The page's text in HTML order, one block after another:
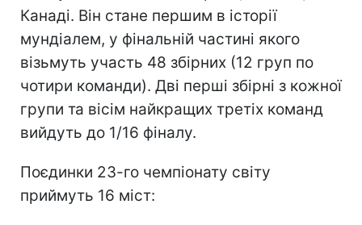
Канаді. Він стане першим в історії
мундіалем, у фінальній частині якого
візьмуть участь 48 збірних (12 груп по
чотири команди). Дві перші збірні з кожної
групи та вісім найкращих третіх команд
вийдуть до 1/16 фіналу.
Поєдинки 23-го чемпіонату світу
приймуть 16 міст: